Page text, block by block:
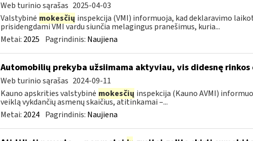
Web turinio sąrašas 2025-04-03
Valstybinė mokesčių inspekcija (VMI) informuoja, kad deklaravimo
prisidengdami VMI vardu siunčia melagingus pranešimus, kuria...
Metai: 2025 Pagrindinis: Naujiena
Automobilių prekyba užsiimama aktyviau, vis didesnę
Web turinio sąrašas 2024-09-11
Kauno apskrities valstybinė mokesčių inspekcija (Kauno AVMI)
veiklą vykdančių asmenų skaičius, atitinkamai –...
Metai: 2024 Pagrindinis: Naujiena